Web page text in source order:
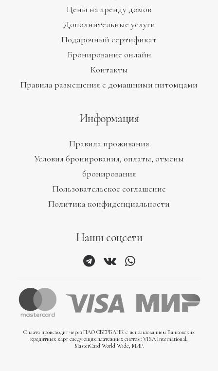
Цены на аренду домов
Дополнительные услуги
Подарочный сертификат
Бронирование онлайн
Контакты
Правила размещения с домашними питомцами
Информация
Правила проживания
Условия бронирования, оплаты, отмены
бронирования
Пользовательское соглашение
Политика конфиденциальности
Наши соцсети
Оплата происходит через ПАО СБЕРБАНК с использованием Банковских
кредитных карт следующих платежных систем: VISA International,
MasterCard World Wide, МИР.
SMS
Email